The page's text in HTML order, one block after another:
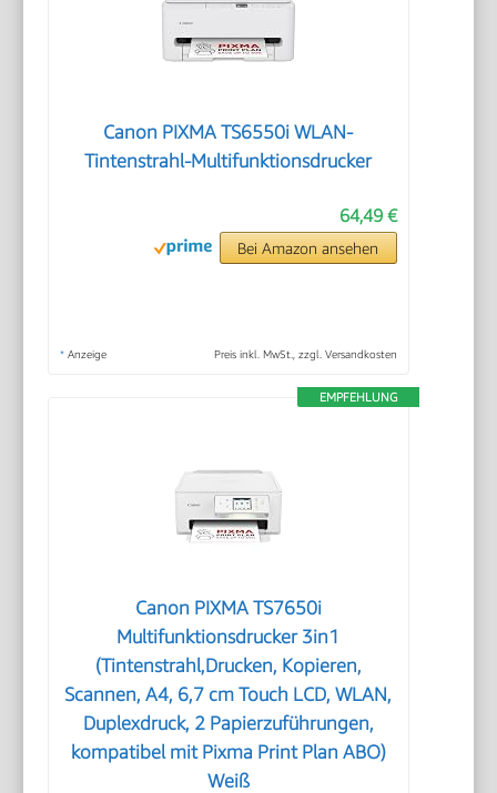
Canon PIXMA TS6550i WLAN-
Tintenstrahl-Multifunktionsdrucker
64,49 €
Bei Amazon ansehen
* Anzeige Preis inkl. MwSt., zzgl. Versandkosten
EMPFEHLUNG
Canon PIXMA TS7650i
Multifunktionsdrucker 3in1
(Tintenstrahl,Drucken, Kopieren,
Scannen, A4, 6,7 cm Touch LCD, WLAN,
Duplexdruck, 2 Papierzuführungen,
kompatibel mit Pixma Print Plan ABO)
Weiß